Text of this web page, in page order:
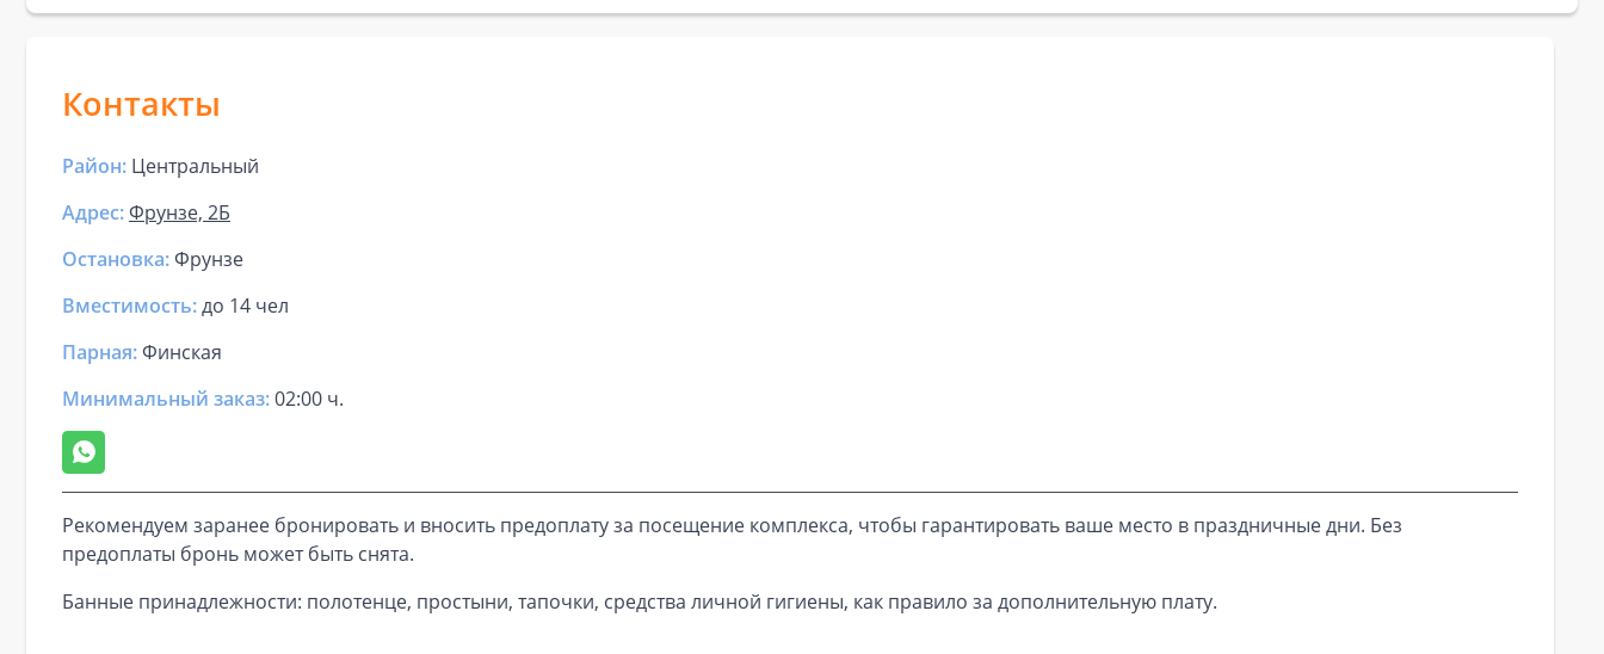
Контакты
Район: Центральный
Адрес:Фрунзе, 2Б
Остановка:Фрунзе
Вместимость:до 14 чел
Парная:Финская
Минимальный заказ:02:00 ч.
Рекомендуем заранее бронировать и вносить предоплату за посещение комплекса, чтобы гарантировать ваше место в праздничные дни. Без
предоплаты бронь может быть снята.
Банные принадлежности: полотенце, простыни, тапочки, средства личной гигиены, как правило за дополнительную плату.